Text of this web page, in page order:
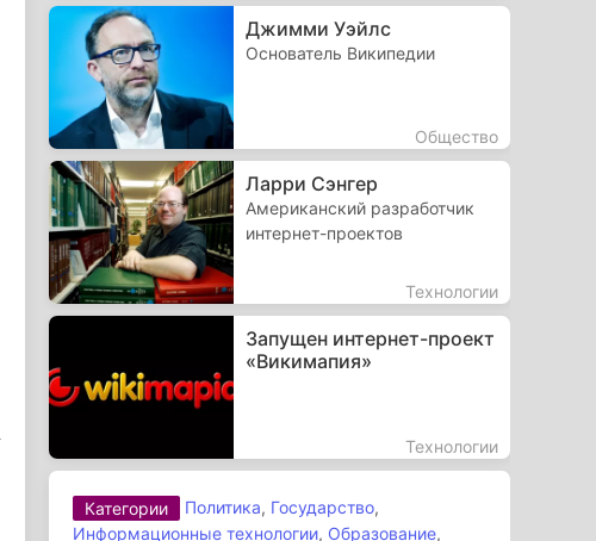
Джимми Уэйлс
Основатель Википедии
Общество
Ларри Сэнгер
Американский разработчик
интернет-проектов
Технологии
Запущен интернет-проект
«Викимапия»
Технологии
Категории Политика, Государство,
Информационные технологии, Образование,